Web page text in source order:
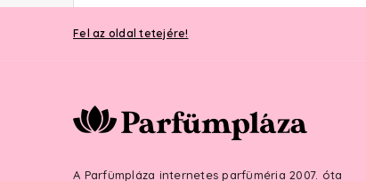
Fel az oldal tetejére!
A Parfümpláza internetes parfüméria 2007. óta